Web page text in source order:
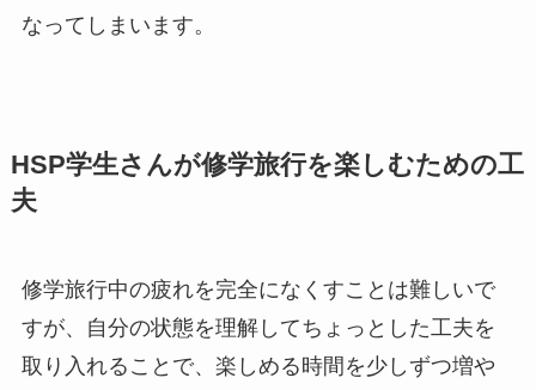
なってしまいます。
HSP学生さんが修学旅行を楽しむための工
夫
修学旅行中の疲れを完全になくすことは難しいで
すが、自分の状態を理解してちょっとした工夫を
取り入れることで、楽しめる時間を少しずつ増や